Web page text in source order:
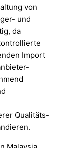
von
und
da
Import
Qualitäts-